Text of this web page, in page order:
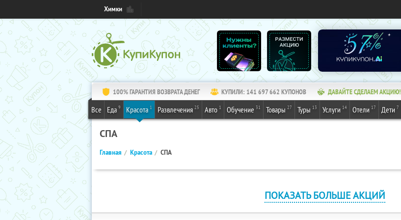
Химки
100% ГАРАНТИЯ ВОЗВРАТА ДЕНЕГ КУПИЛИ: 141 697 663 КУПОНОВ ДАВАЙТЕ СДЕЛАЕМ АКЦИЮ!
Все Еда 9 Красота 1 Развлечения 25 Авто 1 Обучение 31 Товары 27 Туры 13 Услуги 14 Отели 17 Дети 7
СПА
Главная Красота СПА
ПОКАЗАТЬ БОЛЬШЕ АКЦИЙ